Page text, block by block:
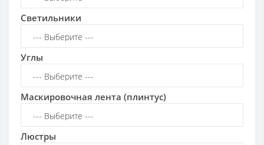
Светильники
Углы
Маскировочная лента (плинтус)
Люстры